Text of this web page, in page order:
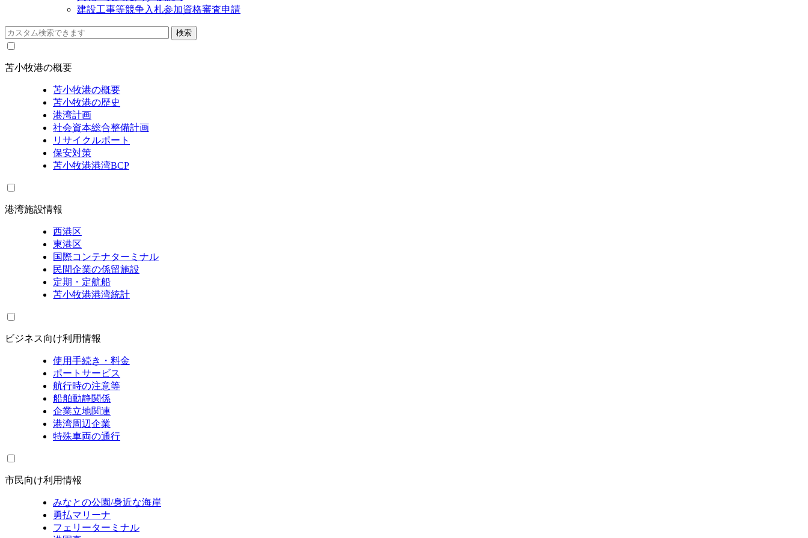
建設工事等競争入札参加資格審査申請
苫小牧港の概要
苫小牧港の概要
苫小牧港の歴史
港湾計画
社会資本総合整備計画
リサイクルポート
保安対策
苫小牧港港湾BCP
港湾施設情報
西港区
東港区
国際コンテナターミナル
民間企業の係留施設
定期・定航船
苫小牧港港湾統計
ビジネス向け利用情報
使用手続き・料金
ポートサービス
航行時の注意等
船舶動静関係
企業立地関連
港湾周辺企業
特殊車両の通行
市民向け利用情報
みなとの公園/身近な海岸
勇払マリーナ
フェリーターミナル